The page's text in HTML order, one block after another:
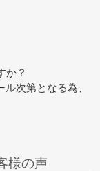
か？
次第となる為、
様の声